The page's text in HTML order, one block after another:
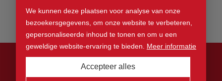
We kunnen deze plaatsen voor analyse van onze
bezoekersgegevens, om onze website te verbeteren,
gepersonaliseerde inhoud te tonen en om u een
geweldige website-ervaring te bieden. Meer informatie
Accepteer alles
© 2026 Wild Store. Alle rechten voorbehouden